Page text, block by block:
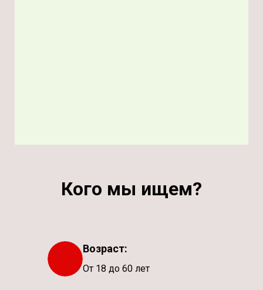
Кого мы ищем?
Возраст:
От 18 до 60 лет